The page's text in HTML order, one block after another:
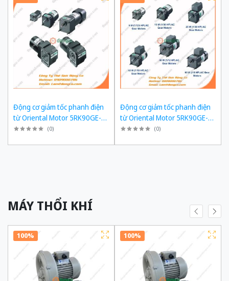
Động cơ giảm tốc phanh điện
từ Oriental Motor 5RK90GE-
SW2ML + 5GE180KF công suất
(0)
Động cơ giảm tốc phanh điện
từ Oriental Motor 5RK90GE-
SW2ML + 5GE150KF công suất
(0)
MÁY THỔI KHÍ
100% 100%